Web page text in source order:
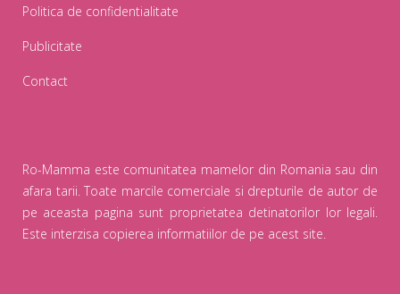
Politica de confidentialitate
Publicitate
Contact
Ro-Mamma este comunitatea mamelor din Romania sau din
afara tarii. Toate marcile comerciale si drepturile de autor de
pe aceasta pagina sunt proprietatea detinatorilor lor legali.
Este interzisa copierea informatiilor de pe acest site.